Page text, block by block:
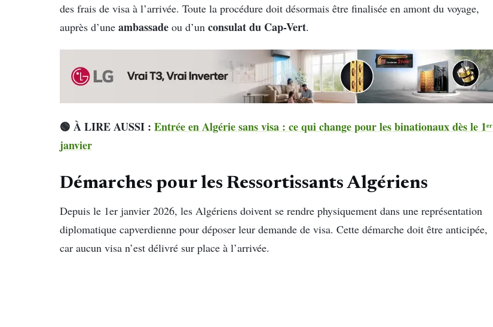
des frais de visa à l’arrivée. Toute la procédure doit désormais être finalisée en amont du voyage,
auprès d’une ambassade ou d’un consulat du Cap-Vert.
🟢 À LIRE AUSSI : Entrée en Algérie sans visa : ce qui change pour les binationaux dès le 1ᵉʳ
janvier
Démarches pour les Ressortissants Algériens
Depuis le 1er janvier 2026, les Algériens doivent se rendre physiquement dans une représentation
diplomatique capverdienne pour déposer leur demande de visa. Cette démarche doit être anticipée,
car aucun visa n’est délivré sur place à l’arrivée.